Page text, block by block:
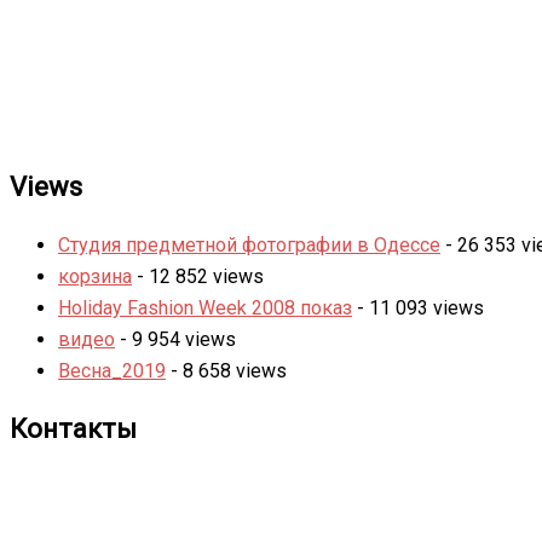
Views
Студия предметной фотографии в Одессе - 26 353
корзина - 12 852 views
Holiday Fashion Week 2008 показ - 11 093 views
видео - 9 954 views
Весна_2019 - 8 658 views
Контакты